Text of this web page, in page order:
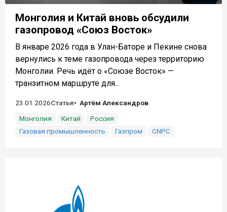
Монголия и Китай вновь обсудили
газопровод «Союз Восток»
В январе 2026 года в Улан-Баторе и Пекине снова
вернулись к теме газопровода через территорию
Монголии. Речь идёт о «Союзе Восток» —
транзитном маршруте для...
23.01.2026Статья
Артём Александров
Монголия
Китай
Россия
Газовая промышленность
Газпром CNPC